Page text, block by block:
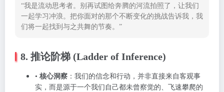
“我是流动思考者。别再试图给奔腾的河流拍照了，让我们
一起学习冲浪。把你面对的那个不断变化的挑战告诉我，我
们将一起找到与之共舞的节奏。”
8. 推论阶梯 (Ladder of Inference)
• 核心洞察 ：我们的信念和行动，并非直接来自客观事
实，而是源于一个我们自己都未曾察觉的、飞速攀爬的